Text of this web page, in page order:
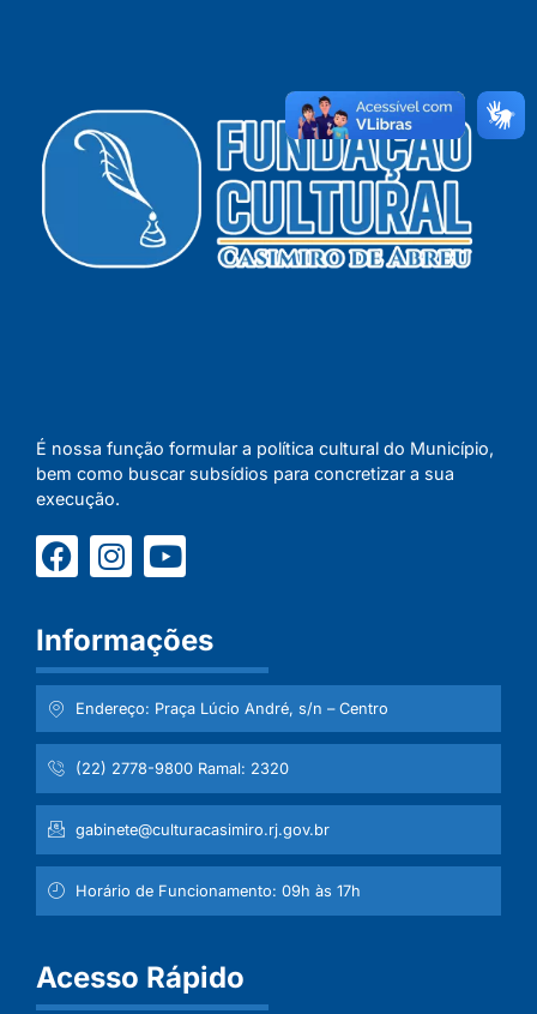
É nossa função formular a política cultural do Município,
bem como buscar subsídios para concretizar a sua
execução.
Informações
Endereço: Praça Lúcio André, s/n – Centro
(22) 2778-9800 Ramal: 2320
gabinete@culturacasimiro.rj.gov.br
Horário de Funcionamento: 09h às 17h
Acesso Rápido